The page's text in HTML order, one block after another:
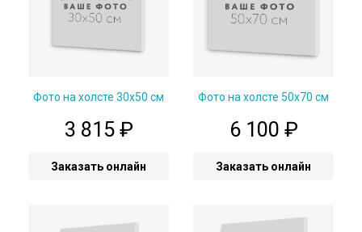
Фото на холсте 30х50 см
3 815 ₽
Заказать онлайн
Фото на холсте 50х70 см
6 100 ₽
Заказать онлайн